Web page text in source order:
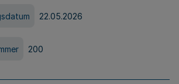
22.05.2026
200